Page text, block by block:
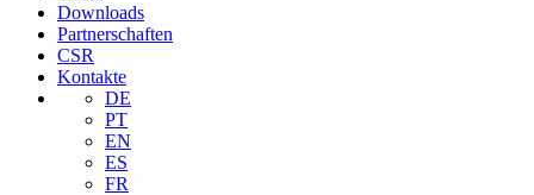
Downloads
Partnerschaften
CSR
Kontakte
DE
PT
EN
ES
FR